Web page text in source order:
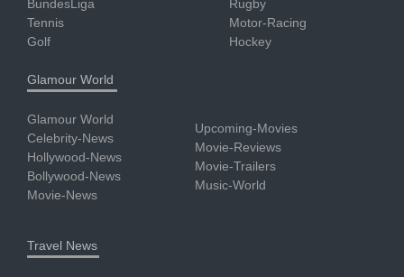
BundesLiga
Tennis
Golf
Rugby
Motor-Racing
Hockey
Glamour World
Glamour World
Celebrity-News
Hollywood-News
Bollywood-News
Movie-News
Upcoming-Movies
Movie-Reviews
Movie-Trailers
Music-World
Travel News